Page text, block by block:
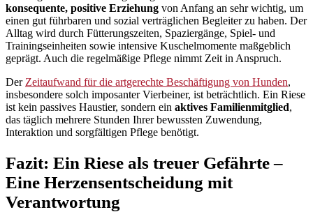
konsequente, positive Erziehung von Anfang an sehr wichtig, um
einen gut führbaren und sozial verträglichen Begleiter zu haben. Der
Alltag wird durch Fütterungszeiten, Spaziergänge, Spiel- und
Trainingseinheiten sowie intensive Kuschelmomente maßgeblich
geprägt. Auch die regelmäßige Pflege nimmt Zeit in Anspruch.
Der Zeitaufwand für die artgerechte Beschäftigung von Hunden,
insbesondere solch imposanter Vierbeiner, ist beträchtlich. Ein Riese
ist kein passives Haustier, sondern ein aktives Familienmitglied,
das täglich mehrere Stunden Ihrer bewussten Zuwendung,
Interaktion und sorgfältigen Pflege benötigt.
Fazit: Ein Riese als treuer Gefährte –
Eine Herzensentscheidung mit
Verantwortung